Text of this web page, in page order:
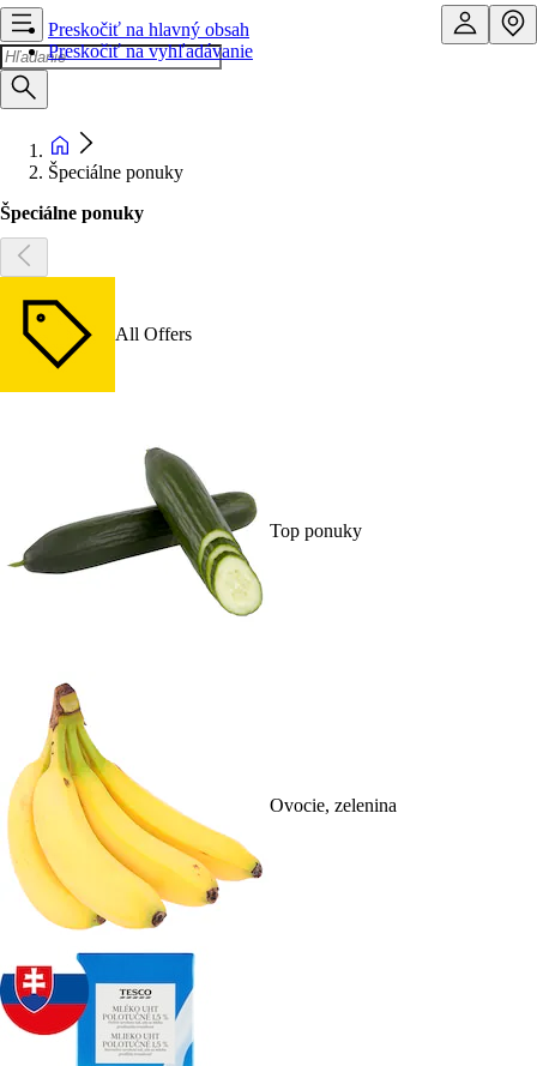
Preskočiť na hlavný obsah
Preskočiť na vyhľadávanie
Špeciálne ponuky
Špeciálne ponuky
All Offers
Top ponuky
Ovocie, zelenina